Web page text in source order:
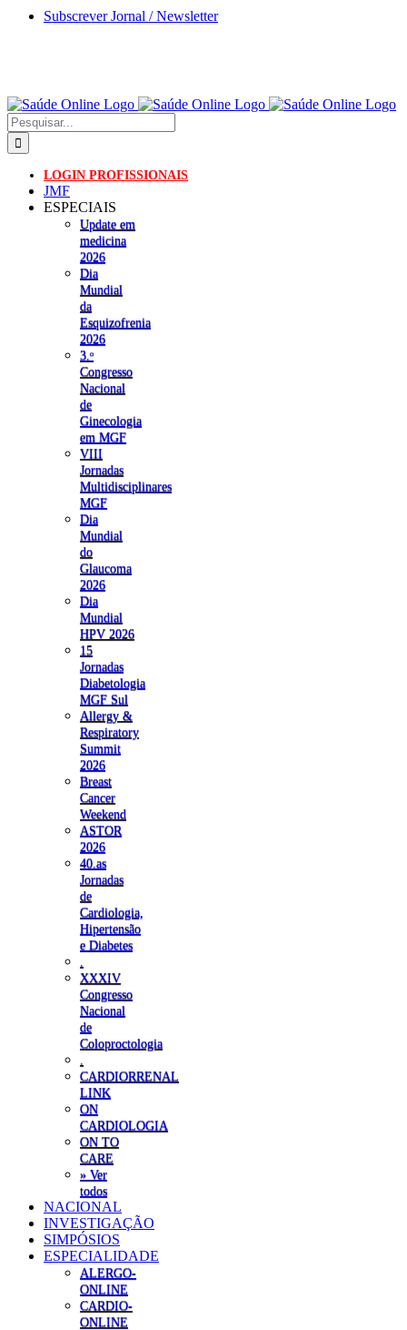
Skip
Subscrever Jornal / Newsletter
Pesquisar
LOGIN PROFISSIONAIS
JMF
ESPECIAIS
Update em
medicina
2026
Dia
Mundial
da
Esquizofrenia
2026
3.ᵒ
Congresso
Nacional
de
Ginecologia
em MGF
VIII
Jornadas
Multidisciplinares
MGF
Dia
Mundial
do
Glaucoma
2026
Dia
Mundial
HPV 2026
15
Jornadas
Diabetologia
MGF Sul
Allergy &
Respiratory
Summit
2026
Breast
Cancer
Weekend
ASTOR
2026
40.as
Jornadas
de
Cardiologia,
Hipertensão
e Diabetes
XXXIV
Congresso
Nacional
de
Coloproctologia
CARDIORRENAL
LINK
ON
CARDIOLOGIA
ON TO
CARE
» Ver
todos
NACIONAL
INVESTIGAÇÃO
SIMPÓSIOS
ESPECIALIDADE
ALERGO-
ONLINE
CARDIO-
ONLINE